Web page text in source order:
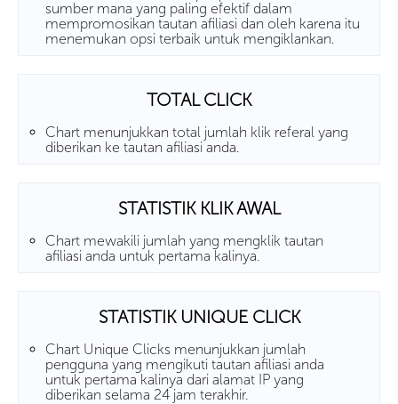
sumber mana yang paling efektif dalam
mempromosikan tautan afiliasi dan oleh karena itu
menemukan opsi terbaik untuk mengiklankan.
TOTAL CLICK
Chart menunjukkan total jumlah klik referal yang
diberikan ke tautan afiliasi anda.
STATISTIK KLIK AWAL
Chart mewakili jumlah yang mengklik tautan
afiliasi anda untuk pertama kalinya.
STATISTIK UNIQUE CLICK
Chart Unique Clicks menunjukkan jumlah
pengguna yang mengikuti tautan afiliasi anda
untuk pertama kalinya dari alamat IP yang
diberikan selama 24 jam terakhir.